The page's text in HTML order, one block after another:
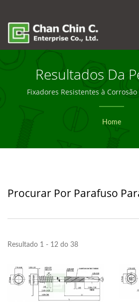
Resultados Da
Parafuso Para
Soluções
Em Lote De
Quem Você
Fixadores Resistentes à
Desempenhar – Chan
Home
Procurar Por Parafuso
Resultado 1 - 12 do 38